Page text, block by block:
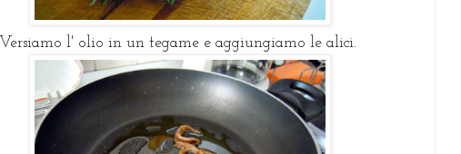
Versiamo l' olio in un tegame e aggiungiamo le alici.